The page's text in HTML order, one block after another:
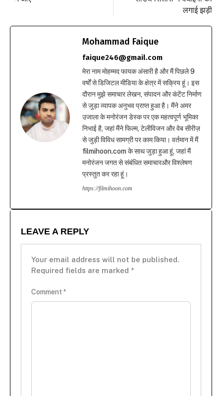
लगाई झड़ी
Mohammad Faique
faique246@gmail.com
मेरा नाम मोहम्मद फायक अंसारी है और मैं पिछले 9
वर्षों से डिजिटल मीडिया के क्षेत्र में सक्रिय हूं। इस
दौरान मुझे समाचार लेखन, संपादन और कंटेंट निर्माण
से जुड़ा व्यापक अनुभव प्राप्त हुआ है। मैंने अमर
उजाला के मनोरंजन डेस्क पर एक महत्वपूर्ण भूमिका
निभाई है, जहां मैंने फिल्म, टेलीविजन और वेब सीरीज़
से जुड़ी विविध सामग्री पर काम किया। वर्तमान में मैं
filmihoon.com के साथ जुड़ा हुआ हूं, जहां मैं
मनोरंजन जगत से संबंधित समाचारऔर विश्लेषण
प्रस्तुत कर रहा हूं।
https://filmihoon.com
LEAVE A REPLY
Your email address will not be published.
Required fields are marked *
Comment *